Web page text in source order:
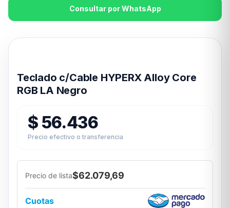
Consultar por WhatsApp
Teclado c/Cable HYPERX Alloy Core
RGB LA Negro
$ 56.436
Precio efectivo o transferencia
Precio de lista$62.079,69
Cuotas